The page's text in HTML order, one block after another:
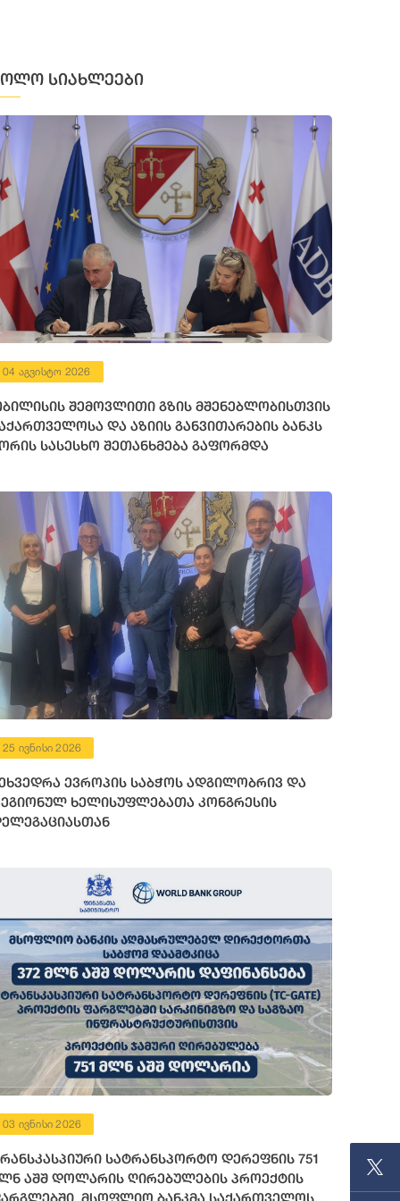
სიახლეები
04 აგვისტო 2026
შემოვლითი გზის მშენებლობისთვის
და აზიის განვითარების ბანკს
სასესხო შეთანხმება გაფორმდა
25 ივნისი 2026
ევროპის საბჭოს ადგილობრივ და
ხელისუფლებათა კონგრესის
03 ივნისი 2026
სატრანსპორტო დერეფნის 751
აშშ დოლარის ღირებულების პროექტის
მსოფლიო ბანკმა საქართველოს